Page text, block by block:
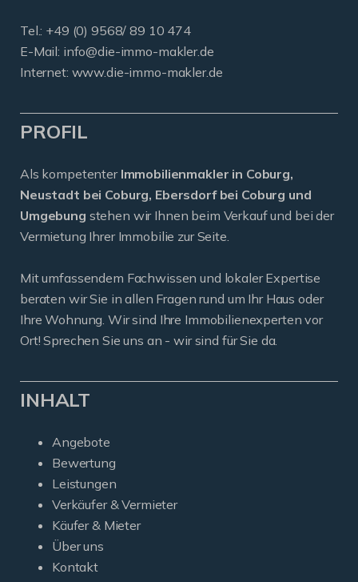
Tel.: +49 (0) 9568/ 89 10 474
E-Mail: info@die-immo-makler.de
Internet: www.die-immo-makler.de
PROFIL
Als kompetenter Immobilienmakler in Coburg,
Neustadt bei Coburg, Ebersdorf bei Coburg und
Umgebung stehen wir Ihnen beim Verkauf und bei der
Vermietung Ihrer Immobilie zur Seite.
Mit umfassendem Fachwissen und lokaler Expertise
beraten wir Sie in allen Fragen rund um Ihr Haus oder
Ihre Wohnung. Wir sind Ihre Immobilienexperten vor
Ort! Sprechen Sie uns an - wir sind für Sie da.
INHALT
Angebote
Bewertung
Leistungen
Verkäufer & Vermieter
Käufer & Mieter
Über uns
Kontakt